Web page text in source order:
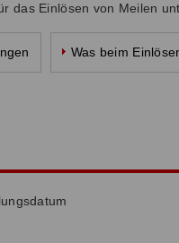
das Einlösen von Meilen
Was beim